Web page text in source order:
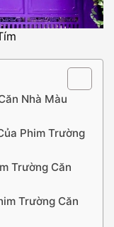
Nhà Màu
Phim Trường
Trường Căn
Trường Căn